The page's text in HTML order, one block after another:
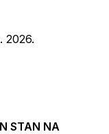
2026.
STAN NA